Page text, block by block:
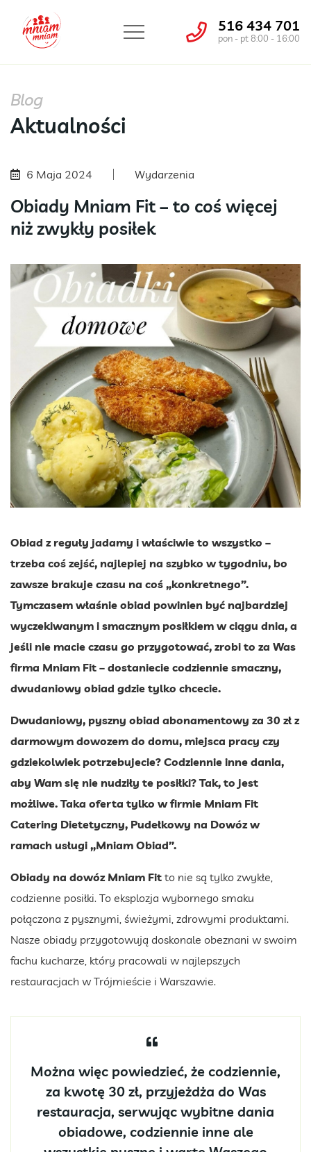
516 434 701
pon - pt 8:00 - 16:00
Blog
Aktualności
6 Maja 2024 Wydarzenia
Obiady Mniam Fit – to coś więcej
niż zwykły posiłek
Obiad z reguły jadamy i właściwie to wszystko –
trzeba coś zejść, najlepiej na szybko w tygodniu, bo
zawsze brakuje czasu na coś „konkretnego”.
Tymczasem właśnie obiad powinien być najbardziej
wyczekiwanym i smacznym posiłkiem w ciągu dnia, a
jeśli nie macie czasu go przygotować, zrobi to za Was
firma Mniam Fit – dostaniecie codziennie smaczny,
dwudaniowy obiad gdzie tylko chcecie.
Dwudaniowy, pyszny obiad abonamentowy za 30 zł z
darmowym dowozem do domu, miejsca pracy czy
gdziekolwiek potrzebujecie? Codziennie inne dania,
aby Wam się nie nudziły te posiłki? Tak, to jest
możliwe. Taka oferta tylko w firmie Mniam Fit
Catering Dietetyczny, Pudełkowy na Dowóz w
ramach usługi „Mniam Obiad”.
Obiady na dowóz Mniam Fit to nie są tylko zwykłe,
codzienne posiłki. To eksplozja wybornego smaku
połączona z pysznymi, świeżymi, zdrowymi produktami.
Nasze obiady przygotowują doskonale obeznani w swoim
fachu kucharze, który pracowali w najlepszych
restauracjach w Trójmieście i Warszawie.
Można więc powiedzieć, że codziennie,
za kwotę 30 zł, przyjeżdża do Was
restauracja, serwując wybitne dania
obiadowe, codziennie inne ale